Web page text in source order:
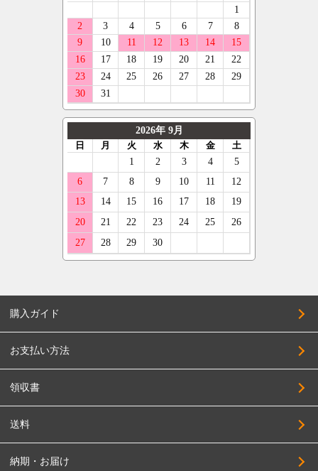
購入ガイド
お支払い方法
領収書
送料
納期・お届け